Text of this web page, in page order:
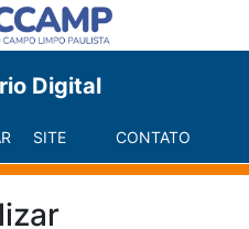
Digital
SITE CONTATO